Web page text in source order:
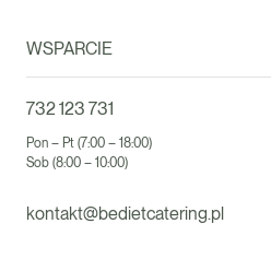
WSPARCIE
732 123 731
Pon – Pt (7:00 – 18:00)
Sob (8:00 – 10:00)
kontakt@bedietcatering.pl